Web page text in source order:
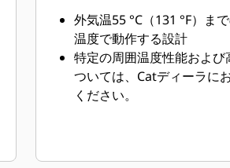
外気温55 °C（131 °F）ま
温度で動作する設計
特定の周囲温度性能および
ついては、Catディーラに
ください。